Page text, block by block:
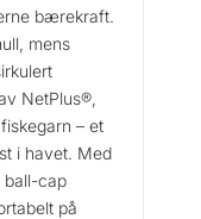
bærekraft.
mens
NetPlus®,
– et
i havet. Med
ball-cap
på